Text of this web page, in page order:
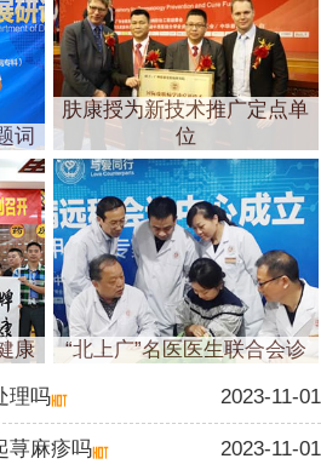
词
肤康授为新技术推广定点单
位
康 “北上广”名医医生联合会诊
理吗 2023-11-01
荨麻疹吗 2023-11-01